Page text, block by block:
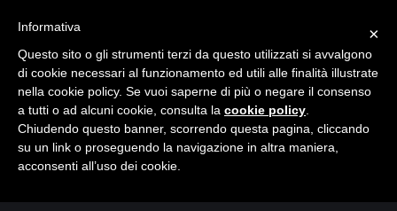
×
Informativa
Questo sito o gli strumenti terzi da questo utilizzati si avvalgono
di cookie necessari al funzionamento ed utili alle finalità illustrate
nella cookie policy. Se vuoi saperne di più o negare il consenso
a tutti o ad alcuni cookie, consulta la cookie policy
Chiudendo questo banner, scorrendo questa pagina, cliccando
su un link o proseguendo la navigazione in altra maniera,
acconsenti all’uso dei cookie.